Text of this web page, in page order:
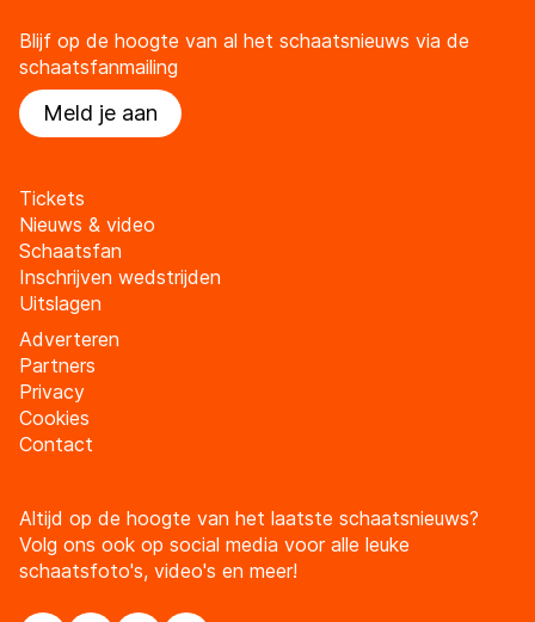
Blijf op de hoogte van al het schaatsnieuws via de
schaatsfanmailing
Meld je aan
Tickets
Nieuws & video
Schaatsfan
Inschrijven wedstrijden
Uitslagen
Adverteren
Partners
Privacy
Cookies
Contact
Altijd op de hoogte van het laatste schaatsnieuws?
Volg ons ook op social media voor alle leuke
schaatsfoto's, video's en meer!